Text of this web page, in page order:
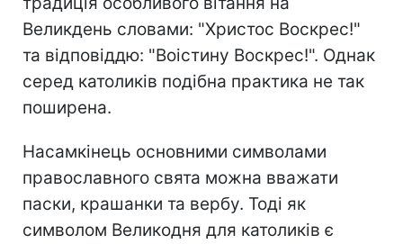
Великдень словами: "Христос Воскрес!"
та відповіддю: "Воістину Воскрес!". Однак
серед католиків подібна практика не так
поширена.
Насамкінець основними символами
православного свята можна вважати
паски, крашанки та вербу. Тоді як
символом Великодня для католиків є